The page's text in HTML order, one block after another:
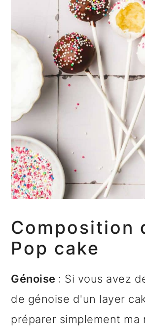
Composition
Pop cake
Génoise : Si vous avez
de génoise d'un layer
préparer simplement ma